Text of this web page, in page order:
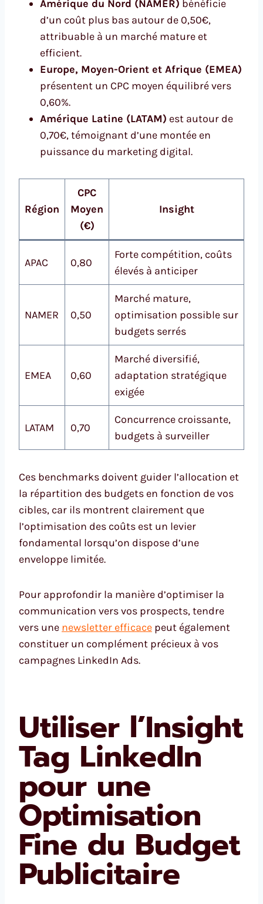
Amérique du Nord (NAMER) bénéficie
d’un coût plus bas autour de 0,50€,
attribuable à un marché mature et
efficient.
Europe, Moyen-Orient et Afrique (EMEA)
présentent un CPC moyen équilibré vers
0,60%.
Amérique Latine (LATAM) est autour de
0,70€, témoignant d’une montée en
puissance du marketing digital.
Région
CPC
Moyen
(€)
Insight
APAC 0,80
Forte compétition, coûts
élevés à anticiper
NAMER 0,50
Marché mature,
optimisation possible sur
budgets serrés
EMEA 0,60
Marché diversifié,
adaptation stratégique
exigée
LATAM 0,70
Concurrence croissante,
budgets à surveiller
Ces benchmarks doivent guider l’allocation et
la répartition des budgets en fonction de vos
cibles, car ils montrent clairement que
l’optimisation des coûts est un levier
fondamental lorsqu’on dispose d’une
enveloppe limitée.
Pour approfondir la manière d’optimiser la
communication vers vos prospects, tendre
vers une newsletter efficace peut également
constituer un complément précieux à vos
campagnes LinkedIn Ads.
Utiliser l’Insight
Tag LinkedIn
pour une
Optimisation
Fine du Budget
Publicitaire